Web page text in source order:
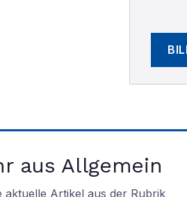
aus Allgemein
aktuelle Artikel aus der Rubrik